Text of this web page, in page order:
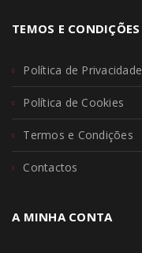
TEMOS E CONDIÇÕES
Política de Privacidade
Política de Cookies
Termos e Condições
Contactos
A MINHA CONTA